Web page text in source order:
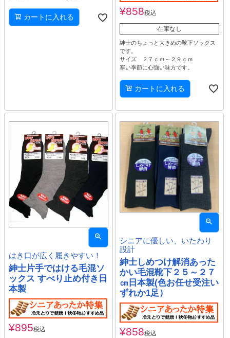
カートに入れる
¥858税込
在庫なし
紳士のちょっと大きめの靴下ソックス
です。
サイズ ２７ｃｍ～２９ｃｍ
寒い季節に心強い味方です。
カートに入れる
はき口が広く履きやすい！
紳士片手ではける毛混ソ
ックス すべり止め付き日
本製
¥895税込
シニアに優しい、いたわり
設計
紳士しめつけ解消あった
かい毛混靴下２５～２７
㎝日本製(色お任せ受注い
ずれか1足）
¥858税込